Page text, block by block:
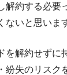
解約する必要
ないと思いま
を解約せずに
紛失のリスク